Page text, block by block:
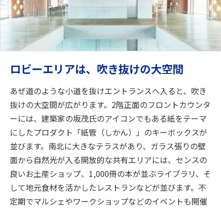
ロビーエリアは、吹き抜けの大空間
あぜ道のような小道を抜けエントランスへ入ると、吹き
抜けの大空間が広がります。2階正面のフロントカウンタ
ーには、建築家の坂茂氏のアイコンでもある紙をテーマ
にしたプロダクト「紙管（しかん）」のキーボックスが
並びます。南北に大きなテラスがあり、ガラス張りの壁
面から自然光が入る開放的な共有エリアには、センスの
良いお土産ショップ、1,000冊の本が並ぶライブラリ、そ
して地元食材を活かしたレストランなどが並びます。不
定期でマルシェやワークショップなどのイベントも開催